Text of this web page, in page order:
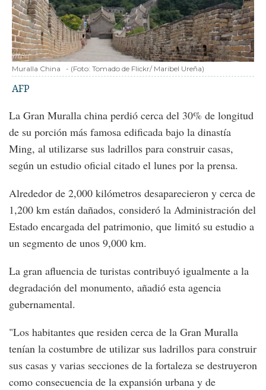
Muralla China - (Foto: Tomado de Flickr/ Maribel Ureña)
AFP
La Gran Muralla china perdió cerca del 30% de longitud
de su porción más famosa edificada bajo la dinastía
Ming, al utilizarse sus ladrillos para construir casas,
según un estudio oficial citado el lunes por la prensa.
Alrededor de 2,000 kilómetros desaparecieron y cerca de
1,200 km están dañados, consideró la Administración del
Estado encargada del patrimonio, que limitó su estudio a
un segmento de unos 9,000 km.
La gran afluencia de turistas contribuyó igualmente a la
degradación del monumento, añadió esta agencia
gubernamental.
"Los habitantes que residen cerca de la Gran Muralla
tenían la costumbre de utilizar sus ladrillos para construir
sus casas y varias secciones de la fortaleza se destruyeron
como consecuencia de la expansión urbana y de